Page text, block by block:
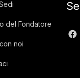
del Fondatore
noi